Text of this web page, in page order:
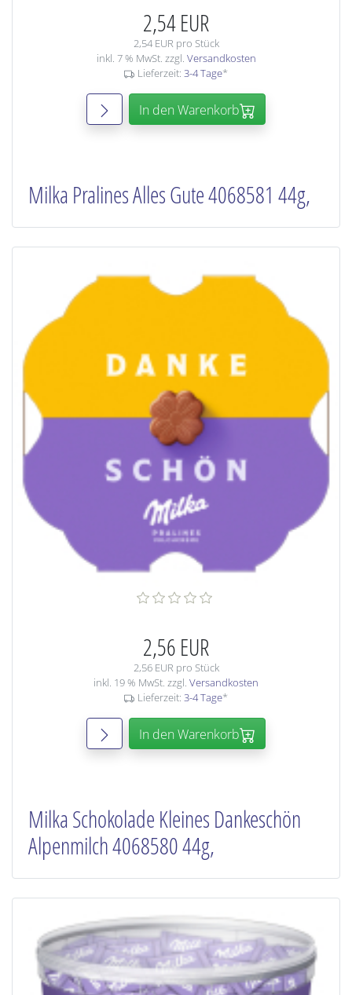
2,54 EUR
2,54 EUR pro Stück
inkl. 7 % MwSt. zzgl. Versandkosten
Lieferzeit: 3-4 Tage*
In den Warenkorb
Milka Pralines Alles Gute 4068581 44g,
2,56 EUR
2,56 EUR pro Stück
inkl. 19 % MwSt. zzgl. Versandkosten
Lieferzeit: 3-4 Tage*
In den Warenkorb
Milka Schokolade Kleines Dankeschön
Alpenmilch 4068580 44g,